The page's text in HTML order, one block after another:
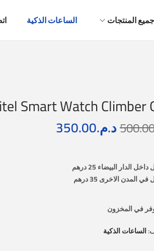
جميع المنتجات الساعات الذكية
itel Smart Watch Climber
د.م.350.00
الدار البيضاء 25 درهم
المدن الاخرى 35 درهم
في المخزون
الساعات الذكية